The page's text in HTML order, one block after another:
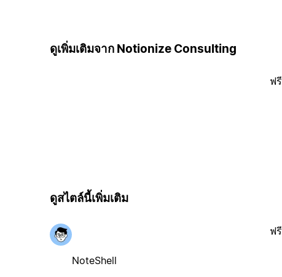
ดูเพิ่มเติมจาก Notionize Consulting
ฟรี
ดูสไตล์นี้เพิ่มเติม
NoteShell
ฟรี